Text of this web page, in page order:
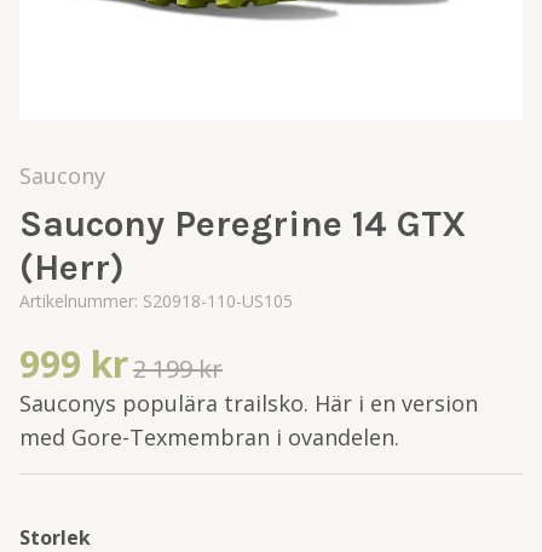
Saucony
Saucony Peregrine 14 GTX
(Herr)
Artikelnummer: S20918-110-US105
999 kr2 199 kr
Sauconys populära trailsko. Här i en version
med Gore-Texmembran i ovandelen.
Storlek